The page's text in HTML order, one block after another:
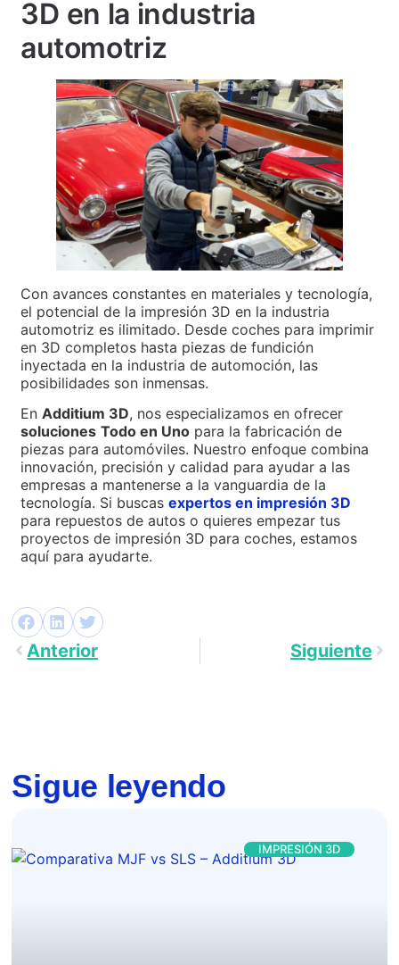
3D en la industria
automotriz
Con avances constantes en materiales y tecnología,
el potencial de la impresión 3D en la industria
automotriz es ilimitado. Desde coches para imprimir
en 3D completos hasta piezas de fundición
inyectada en la industria de automoción, las
posibilidades son inmensas.
EnAdditium 3D, nos especializamos en ofrecer
soluciones Todo en Uno para la fabricación de
piezas para automóviles. Nuestro enfoque combina
innovación, precisión y calidad para ayudar a las
empresas a mantenerse a la vanguardia de la
tecnología. Si buscasexpertos en impresión 3D
para repuestos de autos o quieres empezar tus
proyectos de impresión 3D para coches, estamos
aquí para ayudarte.
Anterior Siguiente
Sigue leyendo
IMPRESIÓN 3D